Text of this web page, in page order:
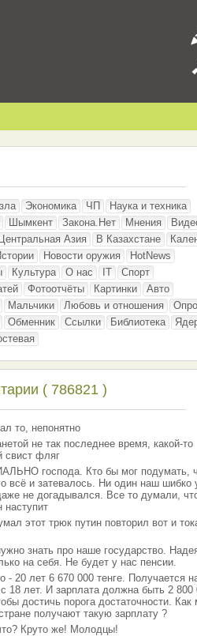
Экономика ЧП
Наука и техника
Шымкент Закона.Нет Мнения
Центральная Азия В Казахстане
Новости оружия
HotNews
Культура О нас IT
Спорт
Фотоотчёты Картинки
Авто
Мальчики Любовь и отношения
Обменник Ссылки Библиотека
( 786821 )
то, непонятно
не так последнее время, какой-то
свист фляг
господа. Кто бы мог подумать,
всё и затевалось. Ни один наш шибко
не догадывался. Все то думали,
наступит
этот трюк путин повторил вот и
знать про наше государство.
на себя. Не будет у нас пенсии.
- 20 лет 6 670 000 тенге. Получается
с 18 лет. И зарплата должна быть 2 800
достичь порога достаточности. Как
получают такую зарплату ?
Круто же! Молодцы!